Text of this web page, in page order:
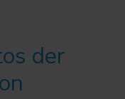
der